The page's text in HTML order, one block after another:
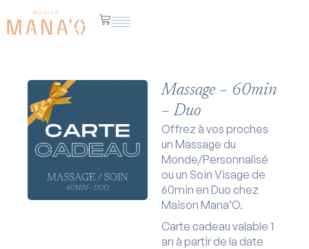
Massage – 60min
– Duo
Offrez à vos proches
un Massage du
Monde/Personnalisé
ou un Soin Visage de
60min en Duo chez
Maison Mana’O.
Carte cadeau valable 1
an à partir de la date